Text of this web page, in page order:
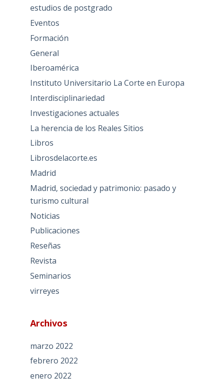
estudios de postgrado
Eventos
Formación
General
Iberoamérica
Instituto Universitario La Corte en Europa
Interdisciplinariedad
Investigaciones actuales
La herencia de los Reales Sitios
Libros
Librosdelacorte.es
Madrid
Madrid, sociedad y patrimonio: pasado y
turismo cultural
Noticias
Publicaciones
Reseñas
Revista
Seminarios
virreyes
Archivos
marzo 2022
febrero 2022
enero 2022